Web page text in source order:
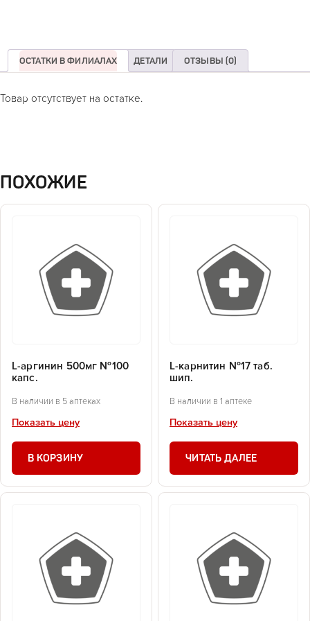
ОСТАТКИ В ФИЛИАЛАХ ДЕТАЛИ ОТЗЫВЫ (0)
Товар отсутствует на остатке.
ПОХОЖИЕ
L-аргинин 500мг №100
капс.
В наличии в 5 аптеках
Показать цену
В КОРЗИНУ
L-карнитин №17 таб.
шип.
В наличии в 1 аптеке
Показать цену
ЧИТАТЬ ДАЛЕЕ